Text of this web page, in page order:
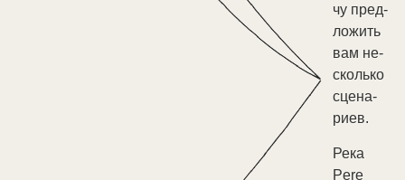
чу пред­
ло­жить
вам не­
сколь­ко
сце­на­
ри­ев.
Ре­ка
Pere